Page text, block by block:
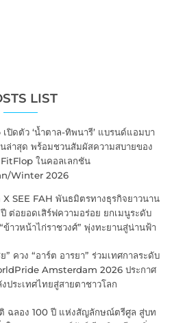
LIST
ปิดตัว ‘น้ำตาล-ทิพนารี’ แบรนด์แอมบา
ล่าสุด พร้อมชวนสัมผัสความสบายของ
FitFlop ในคอลเลกชัน
Winter 2026
X SEE FAH พันธมิตรทางธุรกิจยาวนาน
ต่อยอดเสิร์ฟความอร่อย ยกเมนูระดับ
ข้าวหน้าไก่ราชวงศ์” พุ่งทะยานสู่น่านฟ้า
” ควง “อาร์ต อารยา” ร่วมเทศกาลระดับ
Amsterdam 2026 ประกาศ
ประเทศไทยสู่สายตาชาวโลก
ฉลอง 100 ปี แห่งสัญลักษณ์ตรีศูล สู่บท